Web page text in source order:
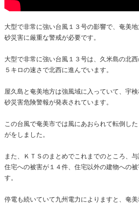
大型で非常に強い台風１３号の影響で、奄美
砂災害に厳重な警戒が必要です。
大型で非常に強い台風１３号は、久米島の北
５キロの速さで北西に進んでいます。
屋久島と奄美地方は強風域に入っていて、宇
砂災害危険警報が発表されています。
この台風で奄美市では風にあおられて転倒し
がをしました。
また、ＫＴＳのまとめでこれまでのところ、
住宅への被害が１４件、住宅以外の建物への
す。
停電も続いていて九州電力によりますと、奄